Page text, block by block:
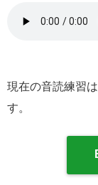
現在の音読練習は
す。